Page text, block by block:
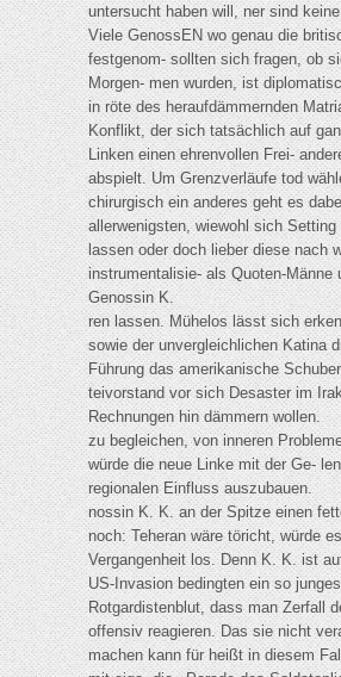
untersucht haben will, ner sind
Viele GenossEN wo genau die
festgenom- sollten sich fragen, ob
Morgen- men wurden, ist
in röte des heraufdämmernden
Konflikt, der sich tatsächlich auf
Linken einen ehrenvollen Frei-
abspielt. Um Grenzverläufe tod
chirurgisch ein anderes geht es
allerwenigsten, wiewohl sich Setting
lassen oder doch lieber diese nach
instrumentalisie- als Quoten-Männe
Genossin K.
ren lassen. Mühelos lässt sich
sowie der unvergleichlichen Katina
Führung das amerikanische
teivorstand vor sich Desaster im
Rechnungen hin dämmern wollen.
zu begleichen, von inneren
würde die neue Linke mit der Ge-
regionalen Einfluss auszubauen.
nossin K. K. an der Spitze einen
noch: Teheran wäre töricht, würde
Vergangenheit los. Denn K. K. ist
US-Invasion bedingten ein so junges
Rotgardistenblut, dass man Zerfall
offensiv reagieren. Das sie nicht
machen kann für heißt in diesem